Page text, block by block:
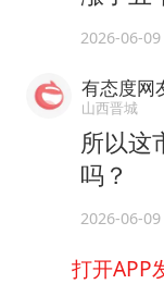
2026-06-09
有态度网
山西晋城
所以这
吗？
2026-06-09
打开APP